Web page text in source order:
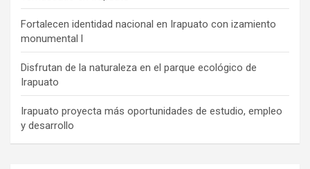
Fortalecen identidad nacional en Irapuato con izamiento
monumental l
Disfrutan de la naturaleza en el parque ecológico de
Irapuato
Irapuato proyecta más oportunidades de estudio, empleo
y desarrollo